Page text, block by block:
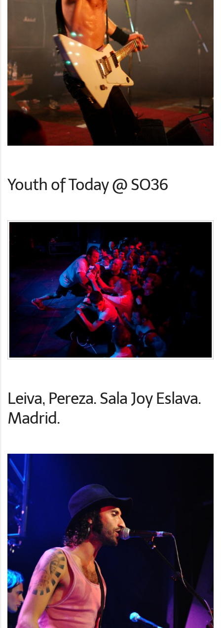
Youth of Today @ SO36
Leiva, Pereza. Sala Joy Eslava.
Madrid.